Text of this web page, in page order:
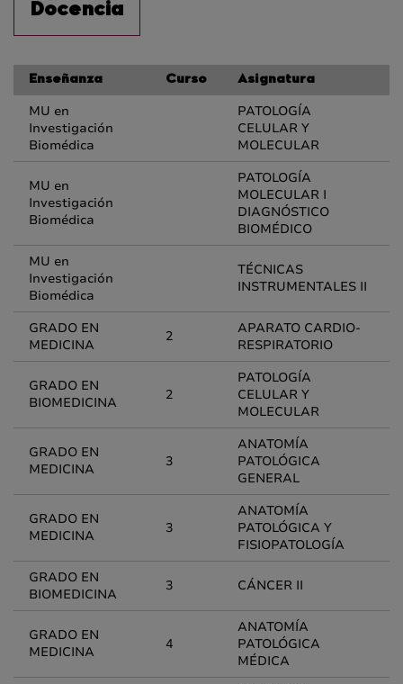
Docencia
Enseñanza Curso Asignatura
MU en
Investigación
Biomédica
PATOLOGÍA
CELULAR Y
MOLECULAR
MU en
Investigación
Biomédica
PATOLOGÍA
MOLECULAR I
DIAGNÓSTICO
BIOMÉDICO
MU en
Investigación
Biomédica
TÉCNICAS
INSTRUMENTALES II
GRADO EN
MEDICINA
2
APARATO CARDIO-
RESPIRATORIO
GRADO EN
BIOMEDICINA
2
PATOLOGÍA
CELULAR Y
MOLECULAR
GRADO EN
MEDICINA
3
ANATOMÍA
PATOLÓGICA
GENERAL
GRADO EN
MEDICINA
3
ANATOMÍA
PATOLÓGICA Y
FISIOPATOLOGÍA
GRADO EN
BIOMEDICINA
3 CÁNCER II
GRADO EN
MEDICINA
4
ANATOMÍA
PATOLÓGICA
MÉDICA